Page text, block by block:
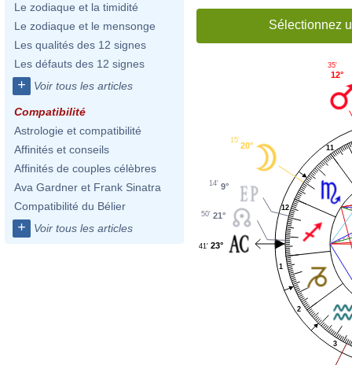
Le zodiaque et la timidité
Le zodiaque et le mensonge
Les qualités des 12 signes
Les défauts des 12 signes
+ Voir tous les articles
Compatibilité
Astrologie et compatibilité
Affinités et conseils
Affinités de couples célèbres
Ava Gardner et Frank Sinatra
Compatibilité du Bélier
+ Voir tous les articles
Sélectionnez
1
2
3
11
12
12°
35'
20°
15'
9°
14'
21°
50'
23°
41'